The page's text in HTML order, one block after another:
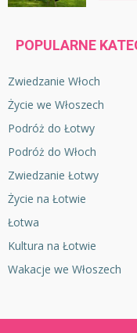
POPULARNE
Zwiedzanie Włoch
Życie we Włoszech
Podróż do Łotwy
Podróż do Włoch
Zwiedzanie Łotwy
Życie na Łotwie
Łotwa
Kultura na Łotwie
Wakacje we Włoszech